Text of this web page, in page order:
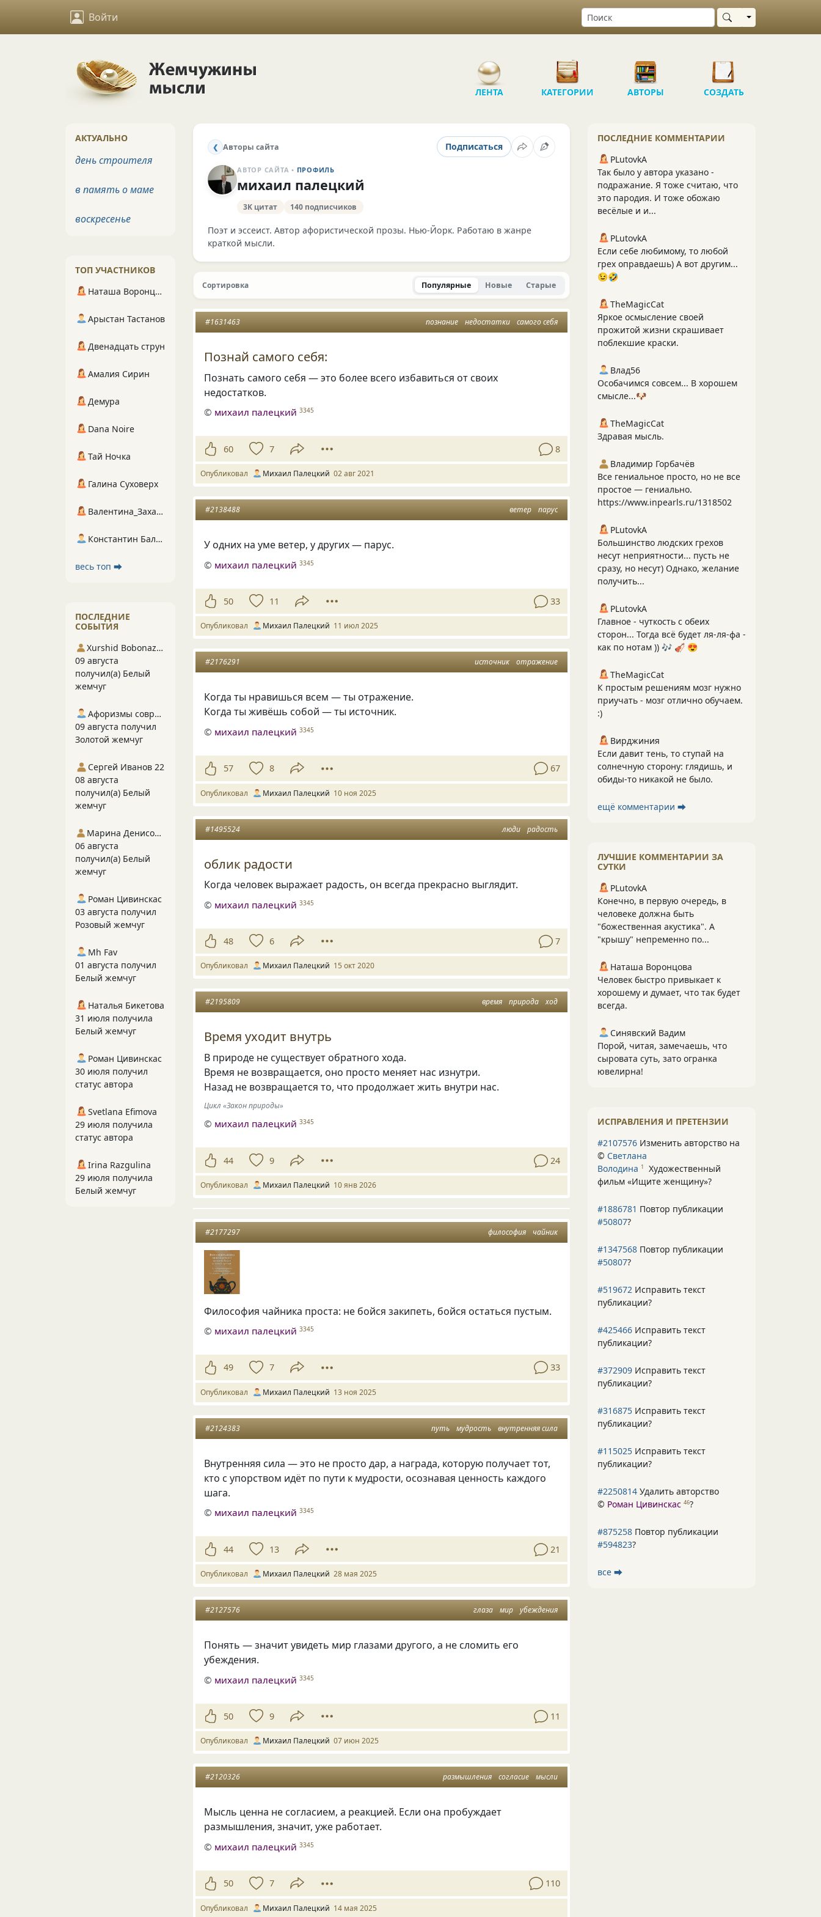
Войти Выбрать область
ЛЕНТА КАТЕГОРИИ АВТОРЫ СОЗДАТЬ
❮ Авторы сайта Подписаться
АВТОР САЙТА • ПРОФИЛЬ
михаил палецкий
3K цитат 140 подписчиков
Поэт и эссеист. Автор афористической прозы. Нью‑Йорк. Работаю в жанре
краткой мысли.
Сортировка Популярные Новые Старые
познание недостатки самого себя
#1631463
Познай самого себя:
Познать самого себя — это более всего избавиться от своих
недостатков.
© михаил палецкий 3345
60 7 8
Опубликовал Михаил Палецкий 02 авг 2021
ветер парус
#2138488
У одних на уме ветер, у других — парус.
© михаил палецкий 3345
50 11 33
Опубликовал Михаил Палецкий 11 июл 2025
источник отражение
#2176291
Когда ты нравишься всем — ты отражение.
Когда ты живёшь собой — ты источник.
© михаил палецкий 3345
57 8 67
Опубликовал Михаил Палецкий 10 ноя 2025
люди радость
#1495524
облик радости
Когда человек выражает радость, он всегда прекрасно выглядит.
© михаил палецкий 3345
48 6 7
Опубликовал Михаил Палецкий 15 окт 2020
время природа ход
#2195809
Время уходит внутрь
В природе не существует обратного хода.
Время не возвращается, оно просто меняет нас изнутри.
Назад не возвращается то, что продолжает жить внутри нас.
Цикл «Закон природы»
© михаил палецкий 3345
44 9 24
Опубликовал Михаил Палецкий 10 янв 2026
философия чайник
#2177297
Философия чайника проста: не бойся закипеть, бойся остаться пустым.
© михаил палецкий 3345
49 7 33
Опубликовал Михаил Палецкий 13 ноя 2025
путь мудрость внутренняя сила
#2124383
Внутренняя сила — это не просто дар, а награда, которую получает тот,
кто с упорством идёт по пути к мудрости, осознавая ценность каждого
шага.
© михаил палецкий 3345
44 13 21
Опубликовал Михаил Палецкий 28 мая 2025
глаза мир убеждения
#2127576
Понять — значит увидеть мир глазами другого, а не сломить его
убеждения.
© михаил палецкий 3345
50 9 11
Опубликовал Михаил Палецкий 07 июн 2025
размышления согласие мысли
#2120326
Мысль ценна не согласием, а реакцией. Если она пробуждает
размышления, значит, уже работает.
© михаил палецкий 3345
50 7 110
Опубликовал Михаил Палецкий 14 мая 2025
ПОСЛЕДНИЕ КОММЕНТАРИИ
PLutоvkА
Так было у автора указано -
подражание. Я тоже считаю, что
это пародия. И тоже обожаю
весёлые и и...
PLutоvkА
Если себе любимому, то любой
грех оправдаешь) А вот другим...
😉🤣
TheMagicCat
Яркое осмысление своей
прожитой жизни скрашивает
поблекшие краски.
Влад56
Особачимся совсем... В хорошем
смысле...🐶
TheMagicCat
Здравая мысль.
Владимир Горбачёв
Все гениальное просто, но не все
простое — гениально.
https://www.inpearls.ru/1318502
PLutоvkА
Большинство людских грехов
несут неприятности... пусть не
сразу, но несут) Однако, желание
получить...
PLutоvkА
Главное - чуткость с обеих
сторон... Тогда всё будет ля-ля-фа -
как по нотам )) 🎶 🎻 😍
TheMagicCat
К простым решениям мозг нужно
приучать - мозг отлично обучаем.
:)
Вирджиния
Если давит тень, то ступай на
солнечную сторону: глядишь, и
обиды-то никакой не было.
ещё комментарии ⮕
ЛУЧШИЕ КОММЕНТАРИИ ЗА
СУТКИ
PLutоvkА
Конечно, в первую очередь, в
человеке должна быть
"божественная акустика". А
"крышу" непременно по...
Наташа Воронцова
Человек быстро привыкает к
хорошему и думает, что так будет
всегда.
Синявский Вадим
Порой, читая, замечаешь, что
сыровата суть, зато огранка
ювелирна!
ИСПРАВЛЕНИЯ И ПРЕТЕНЗИИ
#2107576 Изменить авторство на
© Светлана
Володина 1
Художественный
фильм «Ищите женщину»?
#1886781 Повтор публикации
#50807?
#1347568 Повтор публикации
#50807?
#519672 Исправить текст
публикации?
#425466 Исправить текст
публикации?
#372909 Исправить текст
публикации?
#316875 Исправить текст
публикации?
#115025 Исправить текст
публикации?
#2250814 Удалить авторство
© Роман Цивинскас 46?
#875258 Повтор публикации
#594823?
все ⮕
АКТУАЛЬНО
день строителя
в память о маме
воскресенье
ТОП УЧАСТНИКОВ
Наташа Воронцова
Арыстан Тастанов
Двенадцать струн
Амалия Сирин
Демура
Dana Noire
Тай Ночка
Галина Суховерх
Валентина_Захарова
Константин Балухта
весь топ ⮕
ПОСЛЕДНИЕ
СОБЫТИЯ
Xurshid Bobonazarov
09 августа
получил(а) Белый
жемчуг
Афоризмы современников
09 августа получил
Золотой жемчуг
Сергей Иванов 22
08 августа
получил(а) Белый
жемчуг
Марина Денисова 5
06 августа
получил(а) Белый
жемчуг
Роман Цивинскас
03 августа получил
Розовый жемчуг
Mh Fav
01 августа получил
Белый жемчуг
Наталья Бикетова
31 июля получила
Белый жемчуг
Роман Цивинскас
30 июля получил
статус автора
Svetlana Efimova
29 июля получила
статус автора
Irina Razgulina
29 июля получила
Белый жемчуг